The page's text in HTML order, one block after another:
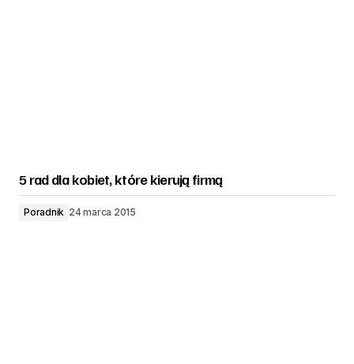
5 rad dla kobiet, które kierują firmą
Poradnik 24 marca 2015